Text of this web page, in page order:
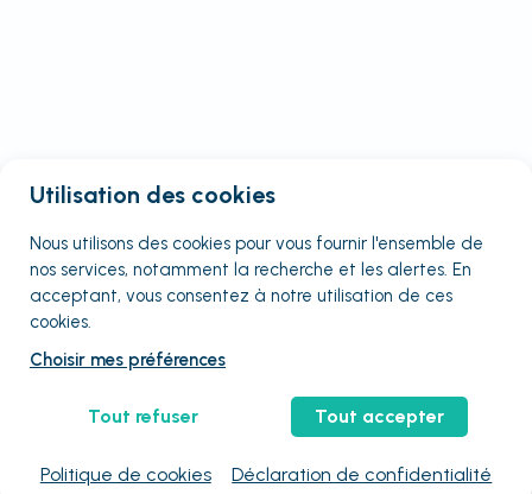
Utilisation des cookies
Nous utilisons des cookies pour vous fournir l'ensemble de
nos services, notamment la recherche et les alertes. En
acceptant, vous consentez à notre utilisation de ces
cookies.
Choisir mes préférences
Tout refuser Tout accepter
Politique de cookies Déclaration de confidentialité